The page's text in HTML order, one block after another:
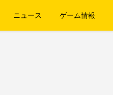
ニュース ゲーム情報